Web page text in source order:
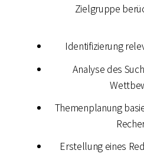
Zielgruppe
Identifizierung
Analyse des
Themenplanung
Erstellung eines